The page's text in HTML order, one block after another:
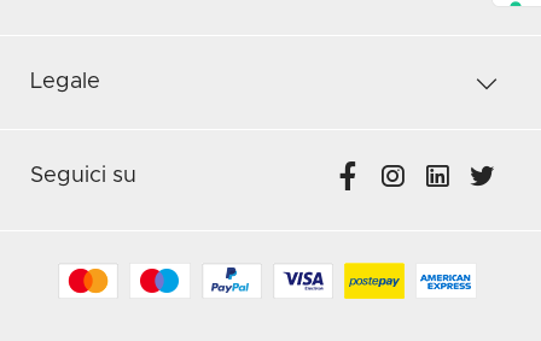
Legale
Seguici su